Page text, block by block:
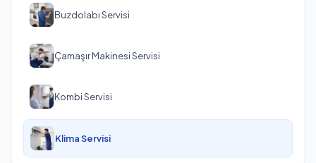
Buzdolabı Servisi
Çamaşır Makinesi Servisi
Kombi Servisi
Klima Servisi